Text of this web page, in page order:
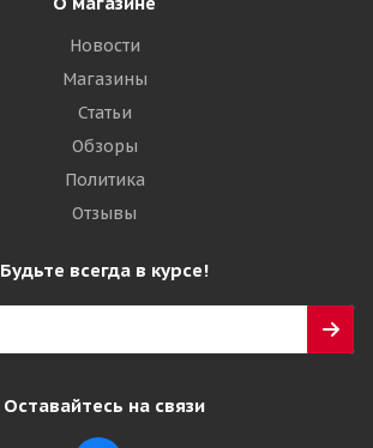
Новости
Магазины
Статьи
Обзоры
Политика
Отзывы
Будьте всегда в курсе!
Оставайтесь на связи